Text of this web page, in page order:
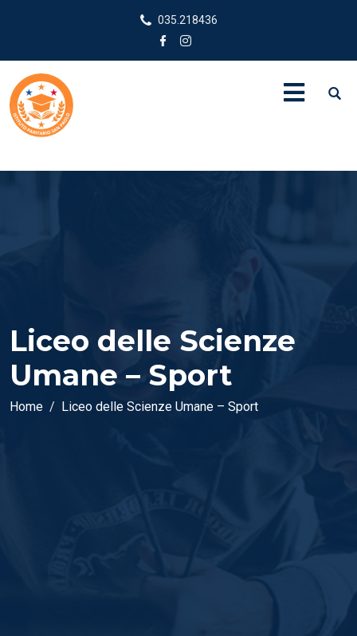
035.218436
Liceo delle Scienze
Umane – Sport
Home Liceo delle Scienze Umane – Sport